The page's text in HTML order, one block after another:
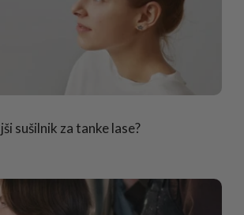
sušilnik za tanke lase?